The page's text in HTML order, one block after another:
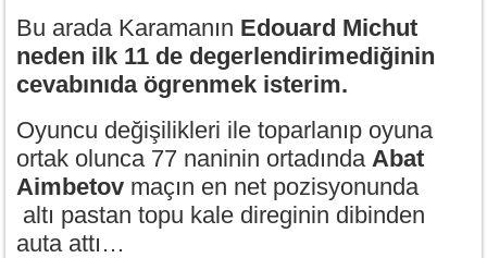
Bu arada Karamanın Edouard Michut
neden ilk 11 de degerlendirimediğinin
cevabınıda ögrenmek isterim.
Oyuncu değişilikleri ile toparlanıp oyuna
ortak olunca 77 naninin ortadında Abat
Aimbetov maçın en net pozisyonunda
altı pastan topu kale direginin dibinden
auta attı…